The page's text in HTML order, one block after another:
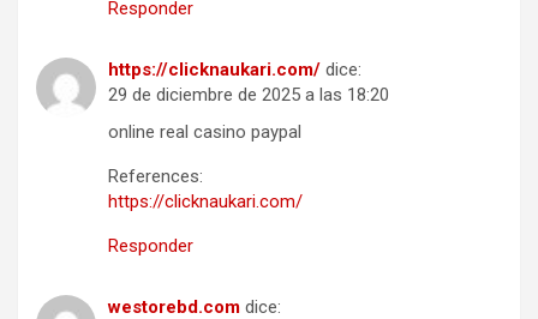
Responder
https://clicknaukari.com/ dice:
29 de diciembre de 2025 a las 18:20
online real casino paypal
References:
https://clicknaukari.com/
Responder
westorebd.com dice: